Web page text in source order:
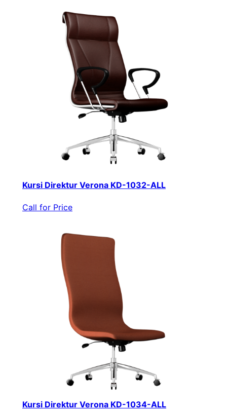
Kursi Direktur Verona KD-1032-ALL
Call for Price
Kursi Direktur Verona KD-1034-ALL